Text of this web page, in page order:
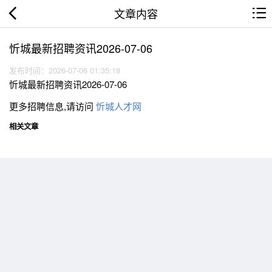
文章内容
忻城最新招聘资讯2026-07-06
发布时间：2026-07-06 01:35:18
忻城最新招聘资讯2026-07-06
更多招聘信息,请访问 忻城人才网
相关文章